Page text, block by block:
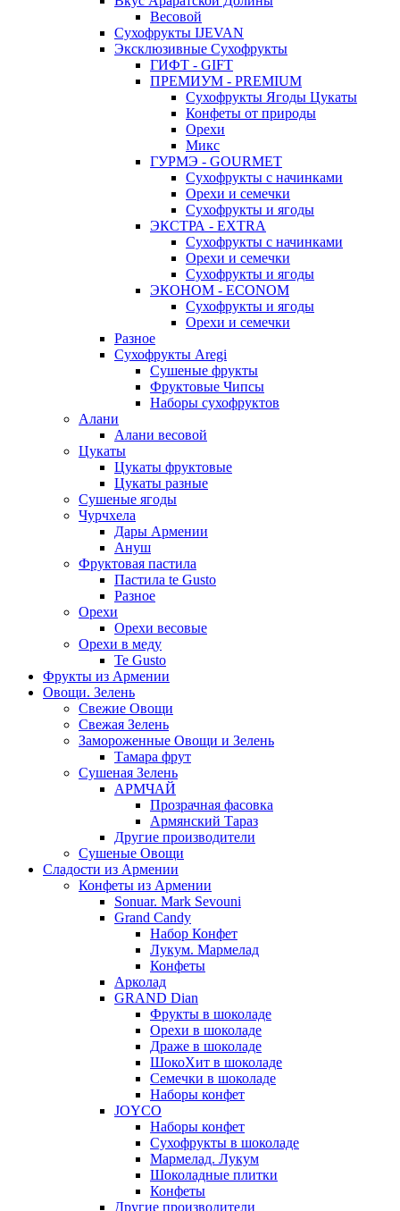
Весовой
Сухофрукты IJEVAN
Эксклюзивные Сухофрукты
ГИФТ - GIFT
ПРЕМИУМ - PREMIUM
Сухофрукты Ягоды Цукаты
Конфеты от природы
Орехи
Микс
ГУРМЭ - GOURMET
Сухофрукты с начинками
Орехи и семечки
Сухофрукты и ягоды
ЭКСТРА - EXTRA
Сухофрукты с начинками
Орехи и семечки
Сухофрукты и ягоды
ЭКОНОМ - ECONOM
Сухофрукты и ягоды
Орехи и семечки
Разное
Сухофрукты Aregi
Сушеные фрукты
Фруктовые Чипсы
Наборы сухофруктов
Алани
Алани весовой
Цукаты
Цукаты фруктовые
Цукаты разные
Сушеные ягоды
Чурчхела
Дары Армении
Ануш
Фруктовая пастила
Пастила te Gusto
Разное
Орехи
Орехи весовые
Орехи в меду
Te Gusto
Фрукты из Армении
Овощи. Зелень
Свежие Овощи
Свежая Зелень
Замороженные Овощи и Зелень
Тамара фрут
Сушеная Зелень
АРМЧАЙ
Прозрачная фасовка
Армянский Тараз
Другие производители
Сушеные Овощи
Сладости из Армении
Конфеты из Армении
Sonuar. Mark Sevouni
Grand Candy
Набор Конфет
Лукум. Мармелад
Конфеты
Арколад
GRAND Dian
Фрукты в шоколаде
Орехи в шоколаде
Драже в шоколаде
ШокоХит в шоколаде
Семечки в шоколаде
Наборы конфет
JOYCO
Наборы конфет
Сухофрукты в шоколаде
Мармелад. Лукум
Шоколадные плитки
Конфеты
Другие производители